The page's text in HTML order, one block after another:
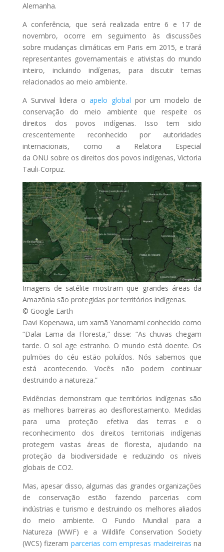
Alemanha.
A conferência, que será realizada entre 6 e 17 de
novembro, ocorre em seguimento às discussões
sobre mudanças climáticas em Paris em 2015, e trará
representantes governamentais e ativistas do mundo
inteiro, incluindo indígenas, para discutir temas
relacionados ao meio ambiente.
A Survival lidera o apelo global por um modelo de
conservação do meio ambiente que respeite os
direitos dos povos indígenas. Isso tem sido
crescentemente reconhecido por autoridades
internacionais, como a Relatora Especial
da ONU sobre os direitos dos povos indígenas, Victoria
Tauli-Corpuz.
Imagens de satélite mostram que grandes áreas da
Amazônia são protegidas por territórios indígenas.
© Google Earth
Davi Kopenawa, um xamã Yanomami conhecido como
“Dalai Lama da Floresta,” disse: “As chuvas chegam
tarde. O sol age estranho. O mundo está doente. Os
pulmões do céu estão poluídos. Nós sabemos que
está acontecendo. Vocês não podem continuar
destruindo a natureza.”
Evidências demonstram que territórios indígenas são
as melhores barreiras ao desflorestamento. Medidas
para uma proteção efetiva das terras e o
reconhecimento dos direitos territoriais indígenas
protegem vastas áreas de floresta, ajudando na
proteção da biodiversidade e reduzindo os níveis
globais de CO2.
Mas, apesar disso, algumas das grandes organizações
de conservação estão fazendo parcerias com
indústrias e turismo e destruindo os melhores aliados
do meio ambiente. O Fundo Mundial para a
Natureza (WWF) e a Wildlife Conservation Society
(WCS) fizeram parcerias com empresas madeireiras na